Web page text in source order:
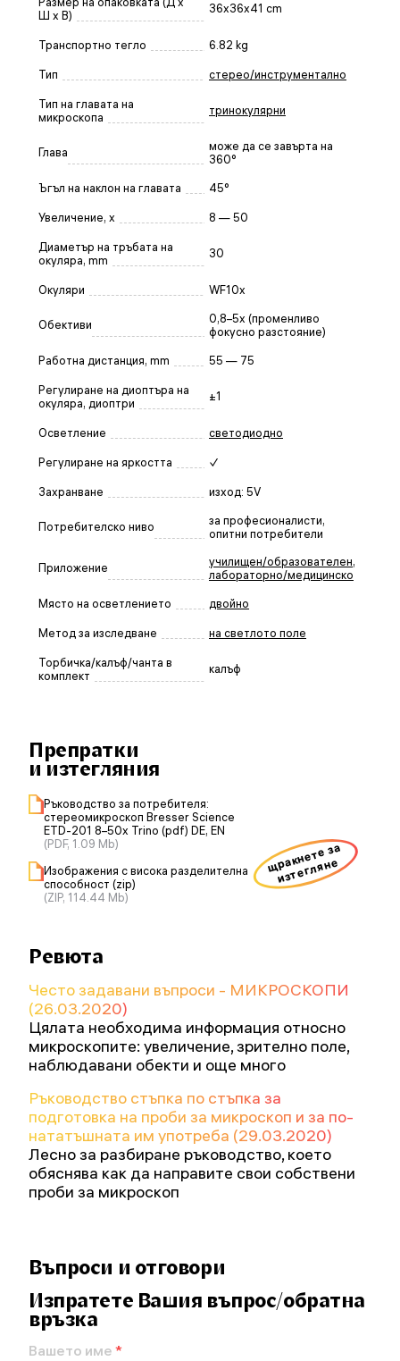
Ш x В)
36x36x41 cm
Транспортно тегло 6.82 kg
Тип стерео/инструментално
Тип на главата на
микроскопа
тринокулярни
Глава
може да се завърта на
360°
Ъгъл на наклон на главата 45°
Увеличение, x 8 — 50
Диаметър на тръбата на
окуляра, mm
30
Окуляри WF10x
Обективи
0,8–5x (променливо
фокусно разстояние)
Работна дистанция, mm 55 — 75
Регулиране на диоптъра на
окуляра, диоптри
±1
Осветление светодиодно
Регулиране на яркостта ✓
Захранване изход: 5V
Потребителско ниво
за професионалисти,
опитни потребители
Приложение училищен/образователен,
лабораторно/медицинско
Място на осветлението двойно
Метод за изследване на светлото поле
Торбичка/калъф/чанта в
комплект
калъф
Препратки
и изтегляния
Ръководство за потребителя:
стереомикроскоп Bresser Science
ETD-201 8–50x Trino (pdf) DE, EN
(PDF, 1.09 Mb)
Изображения с висока разделителна
способност (zip)
(ZIP, 114.44 Mb)
щракнете за
изтегляне
Ревюта
Често задавани въпроси - МИКРОСКОПИ
(26.03.2020)
Цялата необходима информация относно
микроскопите: увеличение, зрително поле,
наблюдавани обекти и още много
Ръководство стъпка по стъпка за
подготовка на проби за микроскоп и за по-
нататъшната им употреба (29.03.2020)
Лесно за разбиране ръководство, което
обяснява как да направите свои собствени
проби за микроскоп
Въпроси и отговори
Изпратете Вашия въпрос/обратна
връзка
Вашето име *